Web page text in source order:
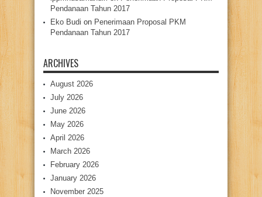
Pendanaan Tahun 2017
Eko Budi on Penerimaan Proposal PKM
Pendanaan Tahun 2017
ARCHIVES
August 2026
July 2026
June 2026
May 2026
April 2026
March 2026
February 2026
January 2026
November 2025